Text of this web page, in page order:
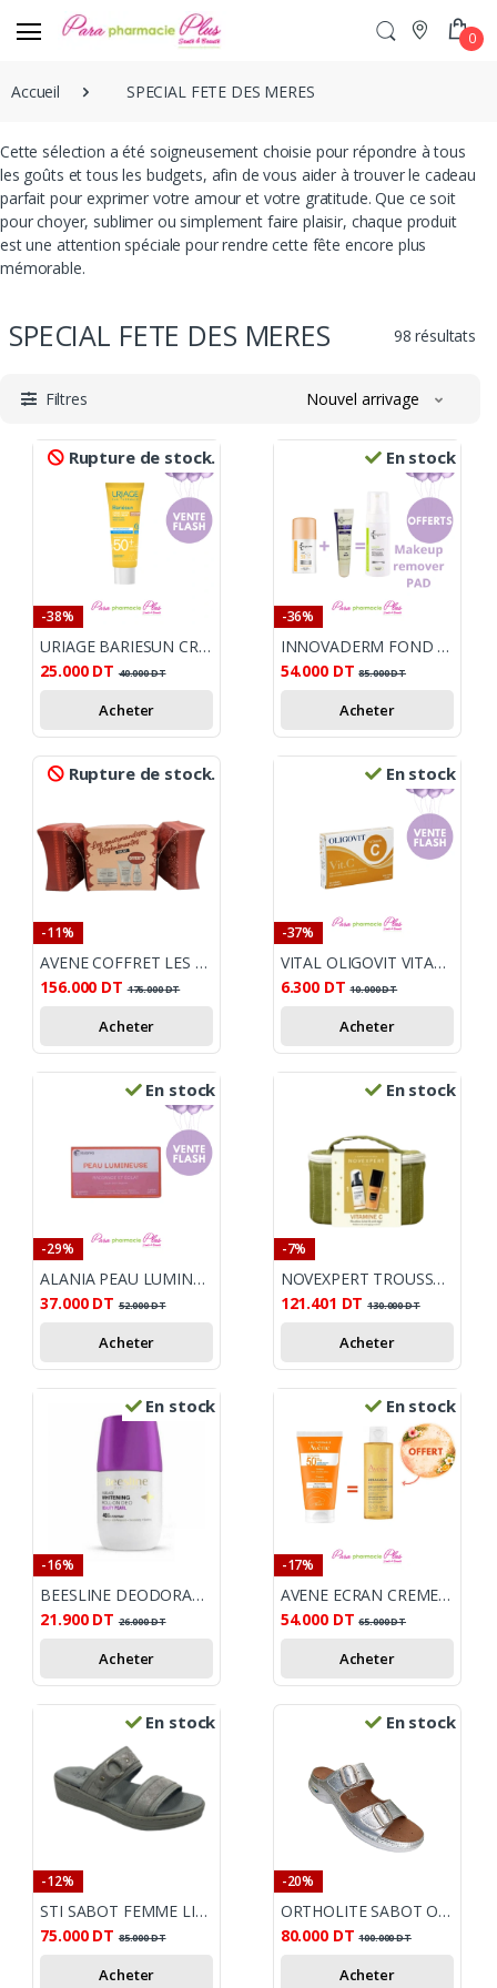
0
Accueil SPECIAL FETE DES MERES
Cette sélection a été soigneusement choisie pour répondre à tous
les goûts et tous les budgets, afin de vous aider à trouver le cadeau
parfait pour exprimer votre amour et votre gratitude. Que ce soit
pour choyer, sublimer ou simplement faire plaisir, chaque produit
est une attention spéciale pour rendre cette fête encore plus
mémorable.
SPECIAL FETE DES MERES 98 résultats
Filtres Nouvel arrivage
Rupture de stock.
-38%
URIAGE BARIESUN CREME SOLAIRE TEINTEE DOREE SPF 50 +, 50ML
25.000 DT 40.000DT
Acheter
En stock
-36%
INNOVADERM FOND DE TEINT FLUID 01 30ML SPF50+BEAUTYLIPS BAUME SPF20 MOUSSE NETTOYANTE 150ML OFFERTE
54.000 DT 85.000DT
Acheter
Rupture de stock.
-11%
AVENE COFFRET LES GOURMANDISES REGENERANTES NUIT
156.000 DT 176.000DT
Acheter
En stock
-37%
VITAL OLIGOVIT VITAMINE C 30 GELULES
6.300 DT 10.000DT
Acheter
En stock
-29%
ALANIA PEAU LUMINEUSE RADIANCE ET ECLAT 30 GELULES
37.000 DT 52.000DT
Acheter
En stock
-7%
NOVEXPERT TROUSSE VIT - C
121.401 DT 130.000DT
Acheter
En stock
-16%
BEESLINE DEODORANT ROLL ON BEAUTY PEARL 4EN1 50ML
21.900 DT 26.000DT
Acheter
En stock
-17%
AVENE ECRAN CREME SOLAIRE SPF50+ 50ML + AVENE XERACALM HUILE LAVANTE OFFERT
54.000 DT 65.000DT
Acheter
En stock
-12%
STI SABOT FEMME LIGHT GRIS ARGENT
75.000 DT 85.000DT
Acheter
En stock
-20%
ORTHOLITE SABOT ORTHO FEMME ETE ARGENT
80.000 DT 100.000DT
Acheter